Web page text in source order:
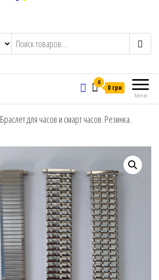
Меню
0
0 грн
Браслет для часов и смарт часов. Резинка.